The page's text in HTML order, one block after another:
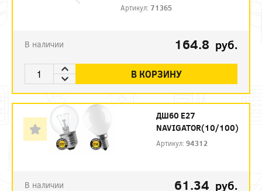
Артикул:71365
В наличии 164.8 руб.
В КОРЗИНУ
ДШ60 Е27
NAVIGATOR(10/100)
Артикул:94312
В наличии 61.34 руб.